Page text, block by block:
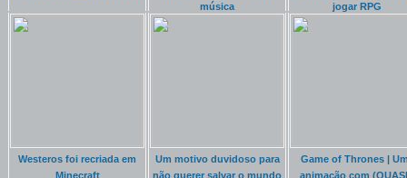
música
jogar RPG
Westeros foi recriada em
Minecraft
Um motivo duvidoso para
não querer salvar o mundo
Game of Thrones |
animação com